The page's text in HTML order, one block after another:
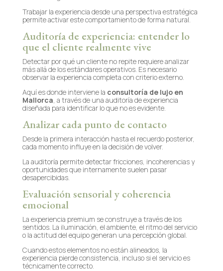
Trabajar la experiencia desde una perspectiva estratégica
permite activar este comportamiento de forma natural.
Auditoría de experiencia: entender lo
que el cliente realmente vive
Detectar por qué un cliente no repite requiere analizar
más allá de los estándares operativos. Es necesario
observar la experiencia completa con criterio externo.
Aquí es donde interviene la consultoría de lujo en
Mallorca, a través de una auditoría de experiencia
diseñada para identificar lo que no es evidente.
Analizar cada punto de contacto
Desde la primera interacción hasta el recuerdo posterior,
cada momento influye en la decisión de volver.
La auditoría permite detectar fricciones, incoherencias y
oportunidades que internamente suelen pasar
desapercibidas.
Evaluación sensorial y coherencia
emocional
La experiencia premium se construye a través de los
sentidos. La iluminación, el ambiente, el ritmo del servicio
o la actitud del equipo generan una percepción global.
Cuando estos elementos no están alineados, la
experiencia pierde consistencia, incluso si el servicio es
técnicamente correcto.